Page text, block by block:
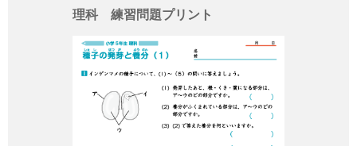
理科 練習問題プリント